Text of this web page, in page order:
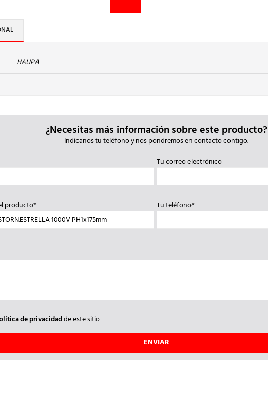
PH1x175mm
HAUPA
¿Necesitas más información sobre este producto?
Indícanos tu teléfono y nos pondremos en contacto contigo.
Tu correo electrónico
producto* Tu teléfono*
de privacidadde este sitio